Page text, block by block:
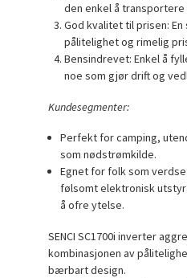
den enkel å
God kvalitet til prisen:
pålitelighet og rimelig
Bensindrevet: Enkel å
noe som gjør drift og
Kundesegmenter:
Perfekt for camping,
som nødstrømkilde.
Egnet for folk som
følsomt elektronisk
å ofre ytelse.
SENCI SC1700i inverter
kombinasjonen av
bærbart design.